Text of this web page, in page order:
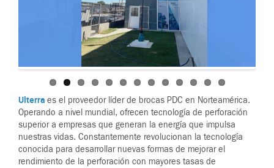
Ulterra es el proveedor líder de brocas PDC en Norteamérica.
Operando a nivel mundial, ofrecen tecnología de perforación
superior a empresas que generan la energía que impulsa
nuestras vidas. Constantemente revolucionan la tecnología
conocida para desarrollar nuevas formas de mejorar el
rendimiento de la perforación con mayores tasas de